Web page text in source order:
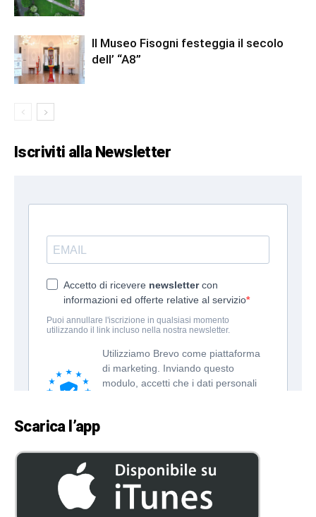
Il Museo Fisogni festeggia il secolo
dell’ “A8”
Iscriviti alla Newsletter
Scarica l’app